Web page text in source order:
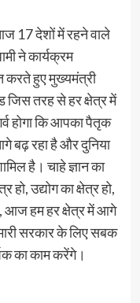
17 देशों में रहने वाले
ने कार्यक्रम
करते हुए मुख्यमंत्री
जिस तरह से हर क्षेत्र में
होगा कि आपका पैतृक
रहा है और दुनिया
है। चाहे ज्ञान का
हो, उद्योग का क्षेत्र हो,
आज हम हर क्षेत्र में आगे
सरकार के लिए सबक
का काम करेंगे।